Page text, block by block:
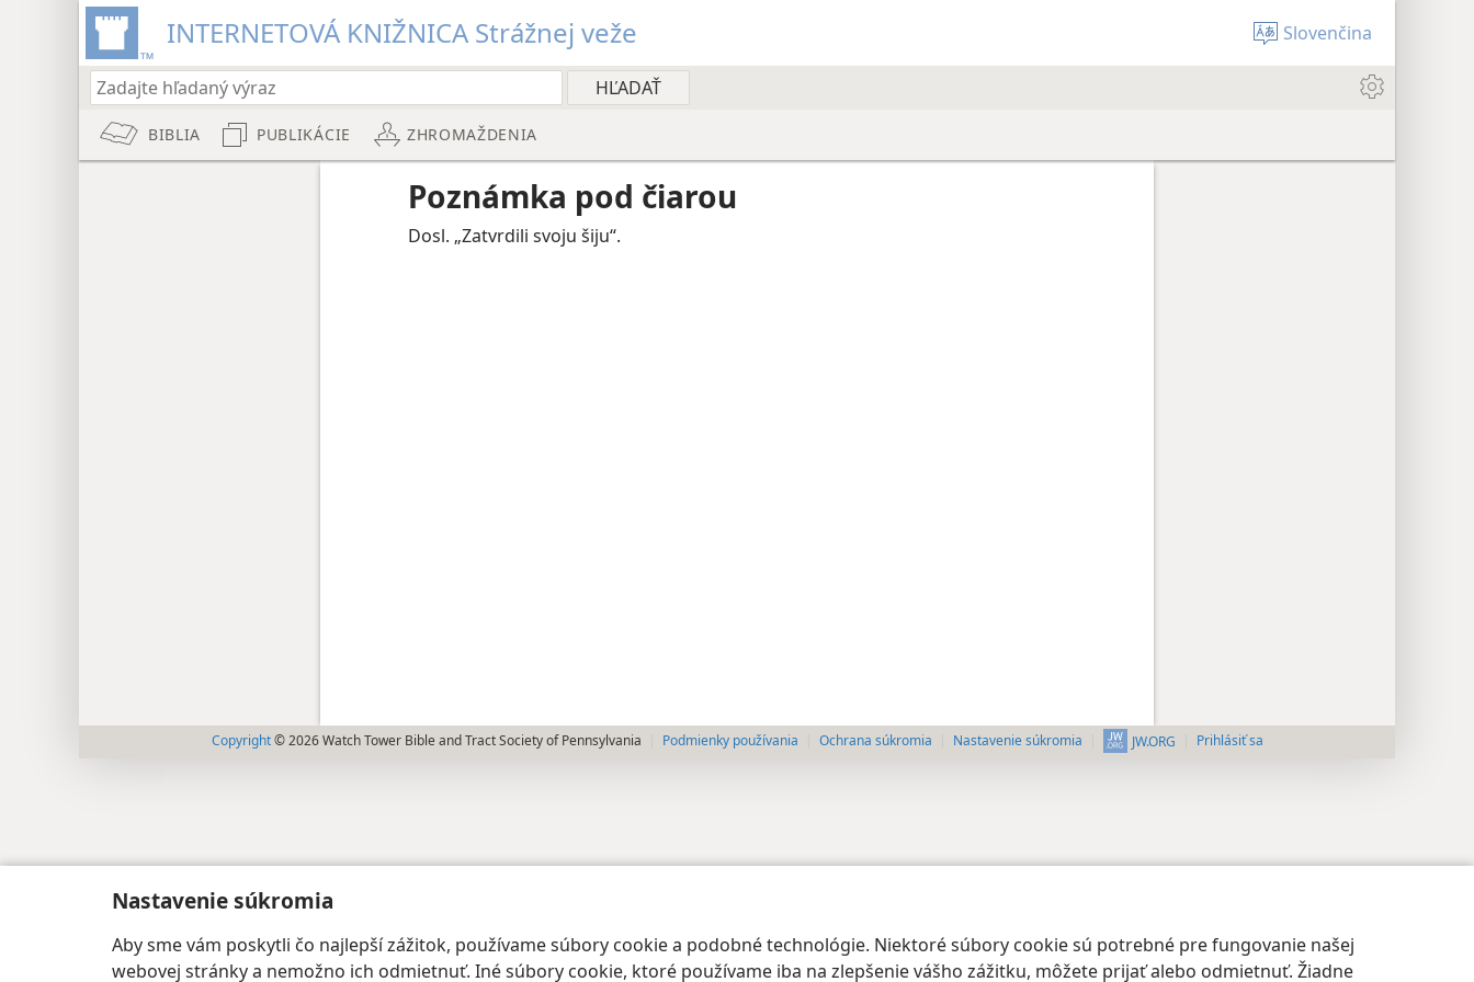
Nastavenie súkromia
Aby sme vám poskytli čo najlepší zážitok, používame súbory cookie a podobné technológie. Niektoré súbory cookie sú potrebné pre fungovanie našej
webovej stránky a nemožno ich odmietnuť. Iné súbory cookie, ktoré používame iba na zlepšenie vášho zážitku, môžete prijať alebo odmietnuť. Žiadne
INTERNETOVÁ KNIŽNICA Strážnej veže Slovenčina
BIBLIA PUBLIKÁCIE ZHROMAŽDENIA
Poznámka pod čiarou
Dosl. „Zatvrdili svoju šiju“.
Copyright © 2026 Watch Tower Bible and Tract Society of Pennsylvania Podmienky používania Ochrana súkromia Nastavenie súkromia JW.ORG Prihlásiť sa